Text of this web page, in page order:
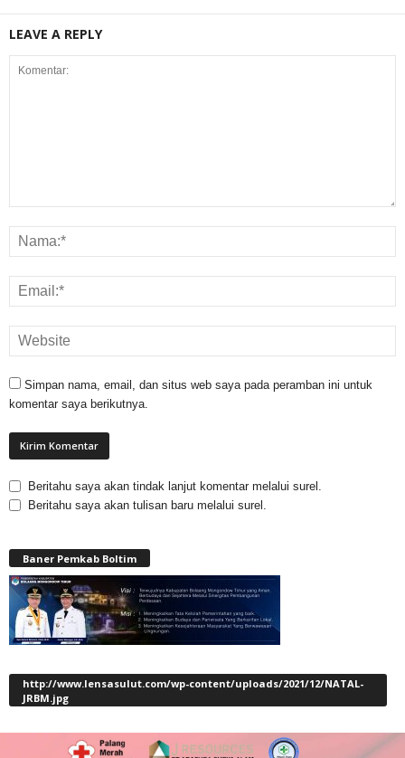
LEAVE A REPLY
Simpan nama, email, dan situs web saya pada peramban ini untuk
komentar saya berikutnya.
Beritahu saya akan tindak lanjut komentar melalui surel.
Beritahu saya akan tulisan baru melalui surel.
Baner Pemkab Boltim
http://www.lensasulut.com/wp-content/uploads/2021/12/NATAL-
JRBM.jpg